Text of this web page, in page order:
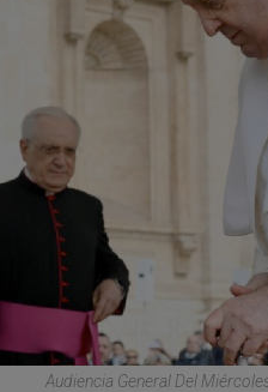
Audiencia General Del